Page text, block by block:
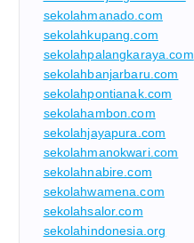
sekolahmanado.com
sekolahkupang.com
sekolahpalangkaraya.com
sekolahbanjarbaru.com
sekolahpontianak.com
sekolahambon.com
sekolahjayapura.com
sekolahmanokwari.com
sekolahnabire.com
sekolahwamena.com
sekolahsalor.com
sekolahindonesia.org